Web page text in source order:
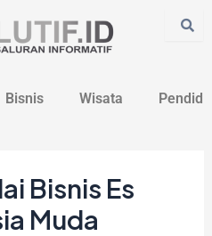
Bisnis Wisata
Bisnis Es
Muda